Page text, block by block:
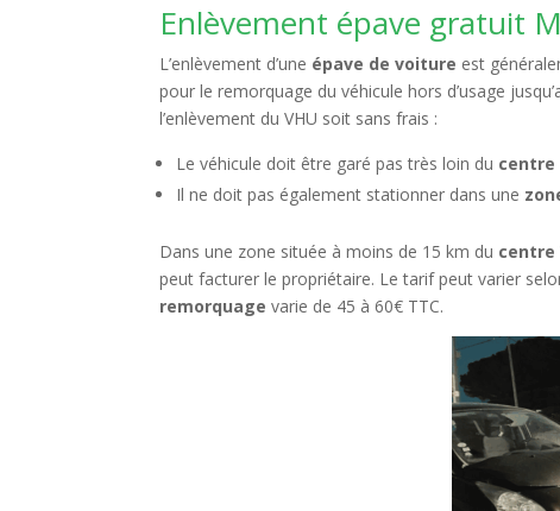
Enlèvement épave gratuit
L’enlèvement d’une épave de voiture est
pour le remorquage du véhicule hors d’usage
l’enlèvement du VHU soit sans frais :
Le véhicule doit être garé pas très loin du centre
Il ne doit pas également stationner dans une
Dans une zone située à moins de 15 km du centre
peut facturer le propriétaire. Le tarif peut varier
remorquage varie de 45 à 60€ TTC.